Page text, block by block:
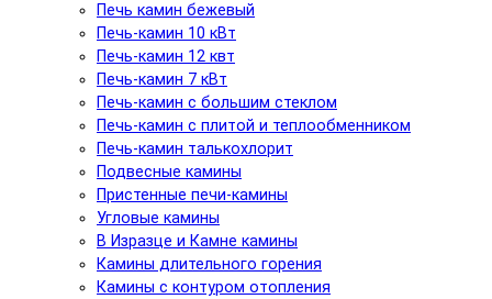
Печь камин бежевый
Печь-камин 10 кВт
Печь-камин 12 квт
Печь-камин 7 кВт
Печь-камин с большим стеклом
Печь-камин с плитой и теплообменником
Печь-камин талькохлорит
Подвесные камины
Пристенные печи-камины
Угловые камины
В Изразце и Камне камины
Камины длительного горения
Камины с контуром отопления